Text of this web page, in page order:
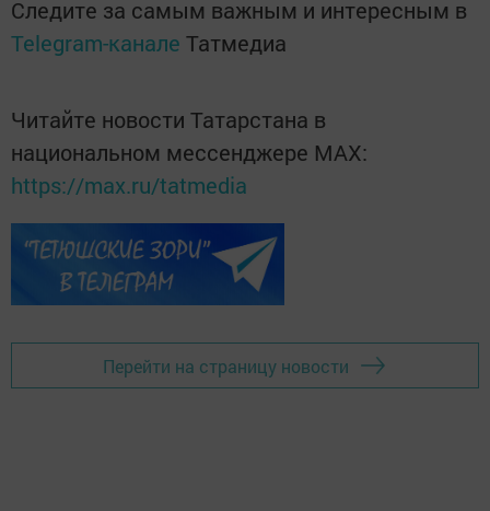
Следите за самым важным и интересным в
Telegram-канале Татмедиа
Читайте новости Татарстана в
национальном мессенджере MАХ:
https://max.ru/tatmedia
Перейти на страницу новости